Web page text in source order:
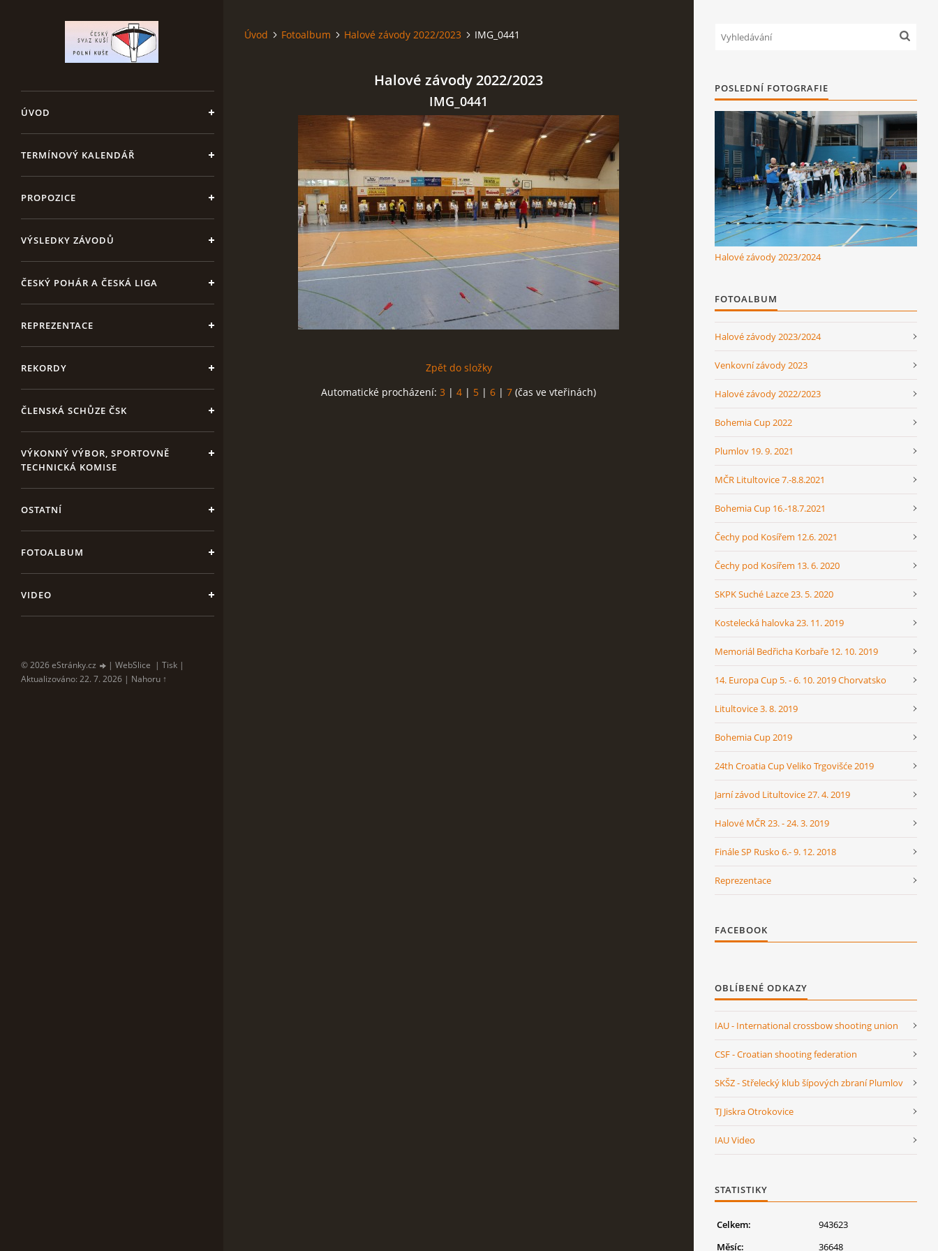
ÚVOD
TERMÍNOVÝ KALENDÁŘ
PROPOZICE
VÝSLEDKY ZÁVODŮ
ČESKÝ POHÁR A ČESKÁ LIGA
REPREZENTACE
REKORDY
ČLENSKÁ SCHŮZE ČSK
VÝKONNÝ VÝBOR, SPORTOVNĚ
TECHNICKÁ KOMISE
OSTATNÍ
FOTOALBUM
VIDEO
© 2026 eStránky.cz | WebSlice | Tisk |
Aktualizováno: 22. 7. 2026 | Nahoru ↑
Úvod Fotoalbum Halové závody 2022/2023 IMG_0441
Halové závody 2022/2023
IMG_0441
Zpět do složky
Automatické procházení: 3 | 4 | 5 | 6 | 7 (čas ve vteřinách)
POSLEDNÍ FOTOGRAFIE
Halové závody 2023/2024
FOTOALBUM
Halové závody 2023/2024
Venkovní závody 2023
Halové závody 2022/2023
Bohemia Cup 2022
Plumlov 19. 9. 2021
MČR Litultovice 7.-8.8.2021
Bohemia Cup 16.-18.7.2021
Čechy pod Kosířem 12.6. 2021
Čechy pod Kosířem 13. 6. 2020
SKPK Suché Lazce 23. 5. 2020
Kostelecká halovka 23. 11. 2019
Memoriál Bedřicha Korbaře 12. 10. 2019
14. Europa Cup 5. - 6. 10. 2019 Chorvatsko
Litultovice 3. 8. 2019
Bohemia Cup 2019
24th Croatia Cup Veliko Trgovišće 2019
Jarní závod Litultovice 27. 4. 2019
Halové MČR 23. - 24. 3. 2019
Finále SP Rusko 6.- 9. 12. 2018
Reprezentace
FACEBOOK
OBLÍBENÉ ODKAZY
IAU - International crossbow shooting union
CSF - Croatian shooting federation
SKŠZ - Střelecký klub šípových zbraní Plumlov
TJ Jiskra Otrokovice
IAU Video
STATISTIKY
Celkem:
943623
Měsíc:
36648